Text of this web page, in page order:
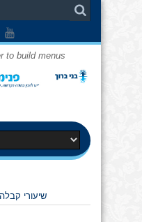
to build menus
שיעורי קבלה